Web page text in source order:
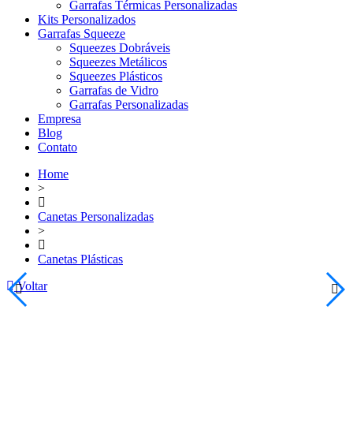
Garrafas Térmicas Personalizadas
Kits Personalizados
Garrafas Squeeze
Squeezes Dobráveis
Squeezes Metálicos
Squeezes Plásticos
Garrafas de Vidro
Garrafas Personalizadas
Empresa
Blog
Contato
Home
>
Canetas Personalizadas
>
Canetas Plásticas
Voltar